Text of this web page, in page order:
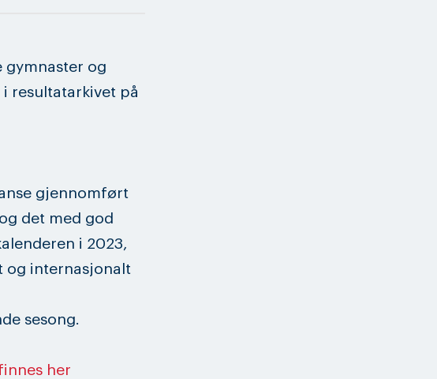
gymnaster og
resultatarkivet på
gjennomført
det med god
i 2023,
og internasjonalt
sesong.
her